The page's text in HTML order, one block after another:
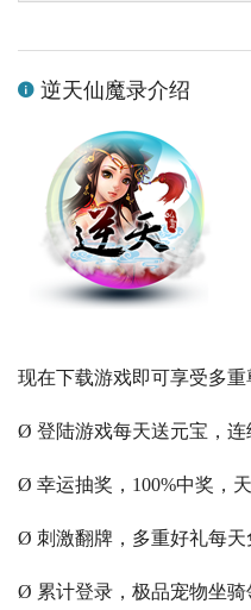
逆天仙魔录介绍
现在下载游戏即可享受多重
Ø 登陆游戏每天送元宝，连
Ø 幸运抽奖，100%中奖，
Ø 刺激翻牌，多重好礼每天
Ø 累计登录，极品宠物坐骑